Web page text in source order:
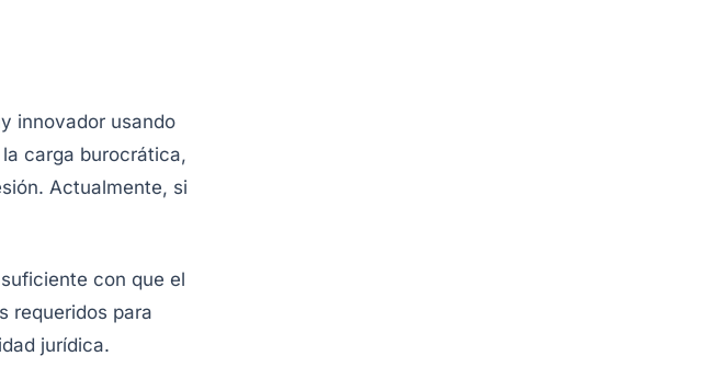
innovador usando
carga burocrática,
Actualmente, si
con que el
requeridos para
jurídica.